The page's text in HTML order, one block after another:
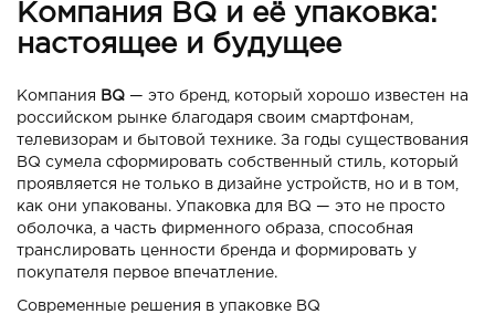
Компания BQ и её упаковка:
настоящее и будущее
Компания BQ — это бренд, который хорошо известен на
российском рынке благодаря своим смартфонам,
телевизорам и бытовой технике. За годы существования
BQ сумела сформировать собственный стиль, который
проявляется не только в дизайне устройств, но и в том,
как они упакованы. Упаковка для BQ — это не просто
оболочка, а часть фирменного образа, способная
транслировать ценности бренда и формировать у
покупателя первое впечатление.
Современные решения в упаковке BQ